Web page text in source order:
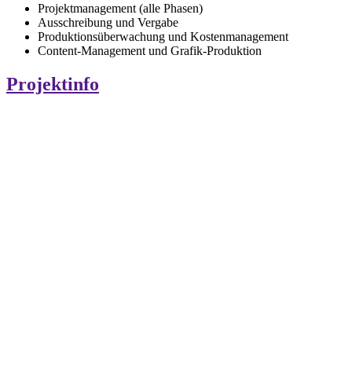
Projektmanagement (alle Phasen)
Ausschreibung und Vergabe
Produktionsüberwachung und Kostenmanagement
Content-Management und Grafik-Produktion
Projektinfo